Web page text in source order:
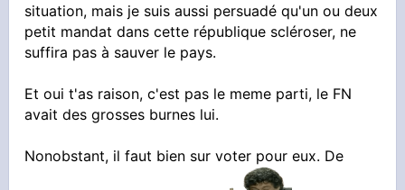
situation, mais je suis aussi persuadé qu'un ou deux
petit mandat dans cette république scléroser, ne
suffira pas à sauver le pays.
Et oui t'as raison, c'est pas le meme parti, le FN
avait des grosses burnes lui.
Nonobstant, il faut bien sur voter pour eux. De